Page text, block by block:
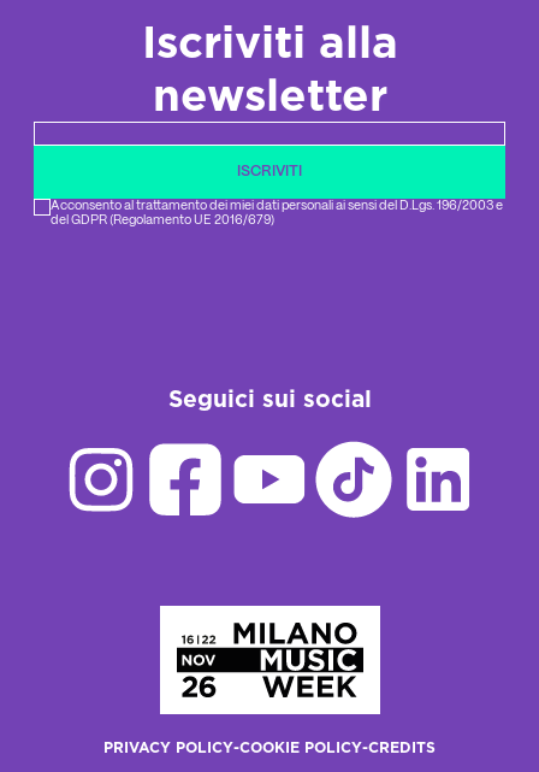
Iscriviti alla
newsletter
ISCRIVITI
Acconsento al trattamento dei miei dati personali ai sensi del D.Lgs. 196/2003 e
del GDPR (Regolamento UE 2016/679)
Seguici sui social
PRIVACY POLICY-COOKIE POLICY-CREDITS